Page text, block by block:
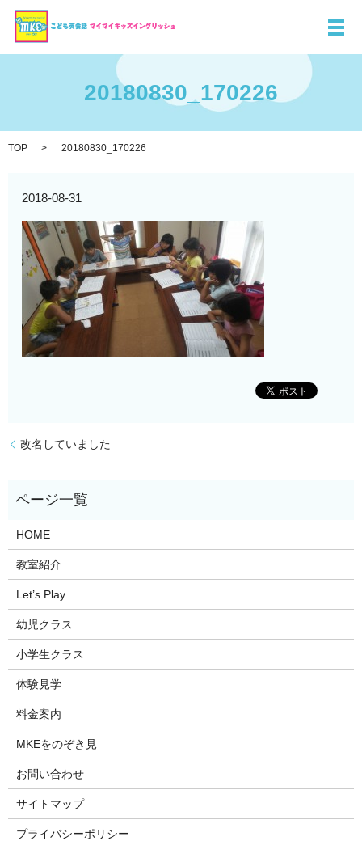
メ
20180830_170226
TOP 20180830_170226
2018-08-31
改名していました
HOME
教室紹介
Let’s Play
幼児クラス
小学生クラス
体験見学
料金案内
MKEをのぞき見
お問い合わせ
サイトマップ
プライバシーポリシー